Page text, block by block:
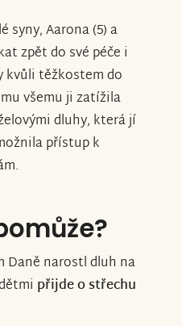
syny, Aarona (5) a
zpět do své péče i
kvůli těžkostem do
všemu ji zatížila
dluhy, která jí
přístup k
narostl dluh na
přijde o střechu